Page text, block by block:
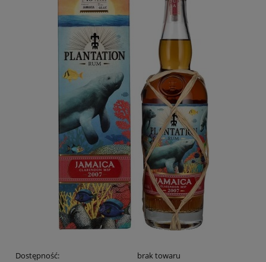
Dostępność: brak towaru